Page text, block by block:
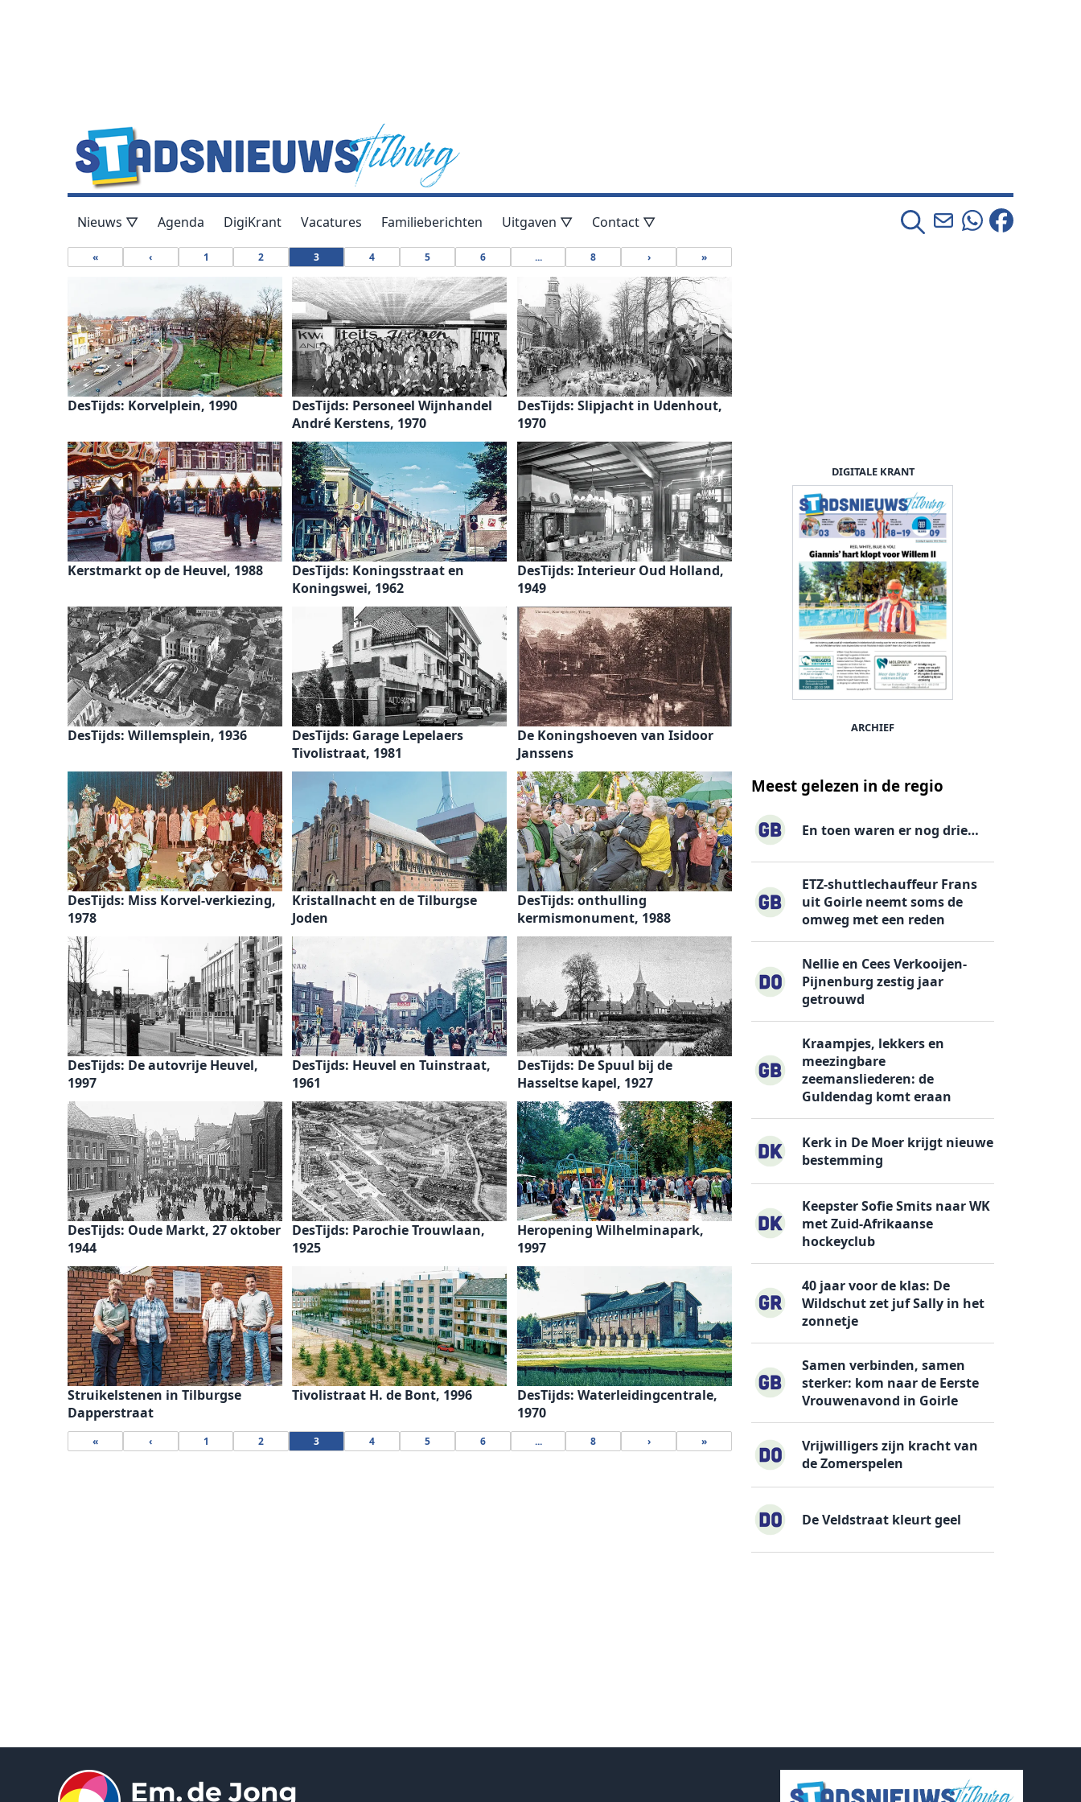
Nieuws ▽ Agenda DigiKrant Vacatures Familieberichten Uitgaven ▽ Contact ▽
« ‹ 1 2 3 4 5 6 ... 8 › »
DesTijds: Korvelplein, 1990
DesTijds: Personeel Wijnhandel
André Kerstens, 1970
DesTijds: Slipjacht in Udenhout,
1970
Kerstmarkt op de Heuvel, 1988
DesTijds: Koningsstraat en
Koningswei, 1962
DesTijds: Interieur Oud Holland,
1949
DesTijds: Willemsplein, 1936
DesTijds: Garage Lepelaers
Tivolistraat, 1981
De Koningshoeven van Isidoor
Janssens
DesTijds: Miss Korvel-verkiezing,
1978
Kristallnacht en de Tilburgse
Joden
DesTijds: onthulling
kermismonument, 1988
DesTijds: De autovrije Heuvel,
1997
DesTijds: Heuvel en Tuinstraat,
1961
DesTijds: De Spuul bij de
Hasseltse kapel, 1927
DesTijds: Oude Markt, 27 oktober
1944
DesTijds: Parochie Trouwlaan,
1925
Heropening Wilhelminapark,
1997
Struikelstenen in Tilburgse
Dapperstraat
Tivolistraat H. de Bont, 1996
DesTijds: Waterleidingcentrale,
1970
« ‹ 1 2 3 4 5 6 ... 8 › »
DIGITALE KRANT
ARCHIEF
Meest gelezen in de regio
En toen waren er nog drie…
ETZ-shuttlechauffeur Frans
uit Goirle neemt soms de
omweg met een reden
Nellie en Cees Verkooijen-
Pijnenburg zestig jaar
getrouwd
Kraampjes, lekkers en
meezingbare
zeemansliederen: de
Guldendag komt eraan
Kerk in De Moer krijgt nieuwe
bestemming
Keepster Sofie Smits naar WK
met Zuid-Afrikaanse
hockeyclub
40 jaar voor de klas: De
Wildschut zet juf Sally in het
zonnetje
Samen verbinden, samen
sterker: kom naar de Eerste
Vrouwenavond in Goirle
Vrijwilligers zijn kracht van
de Zomerspelen
De Veldstraat kleurt geel